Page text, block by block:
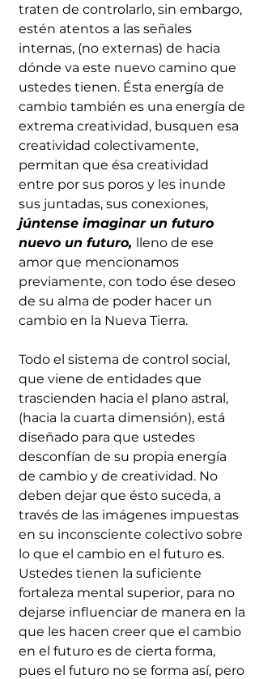
traten de controlarlo, sin embargo,
estén atentos a las señales
internas, (no externas) de hacia
dónde va este nuevo camino que
ustedes tienen. Ésta energía de
cambio también es una energía de
extrema creatividad, busquen esa
creatividad colectivamente,
permitan que ésa creatividad
entre por sus poros y les inunde
sus juntadas, sus conexiones,
júntense imaginar un futuro
nuevo un futuro, lleno de ese
amor que mencionamos
previamente, con todo ése deseo
de su alma de poder hacer un
cambio en la Nueva Tierra.
Todo el sistema de control social,
que viene de entidades que
trascienden hacia el plano astral,
(hacia la cuarta dimensión), está
diseñado para que ustedes
desconfían de su propia energía
de cambio y de creatividad. No
deben dejar que ésto suceda, a
través de las imágenes impuestas
en su inconsciente colectivo sobre
lo que el cambio en el futuro es.
Ustedes tienen la suficiente
fortaleza mental superior, para no
dejarse influenciar de manera en la
que les hacen creer que el cambio
en el futuro es de cierta forma,
pues el futuro no se forma así, pero